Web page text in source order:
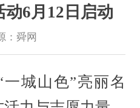
6月12日启动
舜网
城山色”亮丽名